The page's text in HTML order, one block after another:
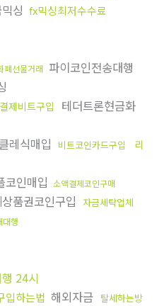
싱 fx믹싱최저수수료
폐선물거래 파이코인전송대행
제비트구입 테더트론현금화
레식매입 비트코인카드구입
리
코인매입 소액결제코인구매
품권코인구입 자금세탁업체
대행
24시
입하는법 해외자금 탈세하는방